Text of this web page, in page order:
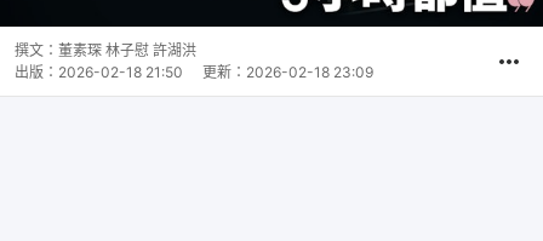
撰文： 董素琛 林子慰 許湖洪
出版： 2026-02-18 21:50 更新： 2026-02-18 23:09